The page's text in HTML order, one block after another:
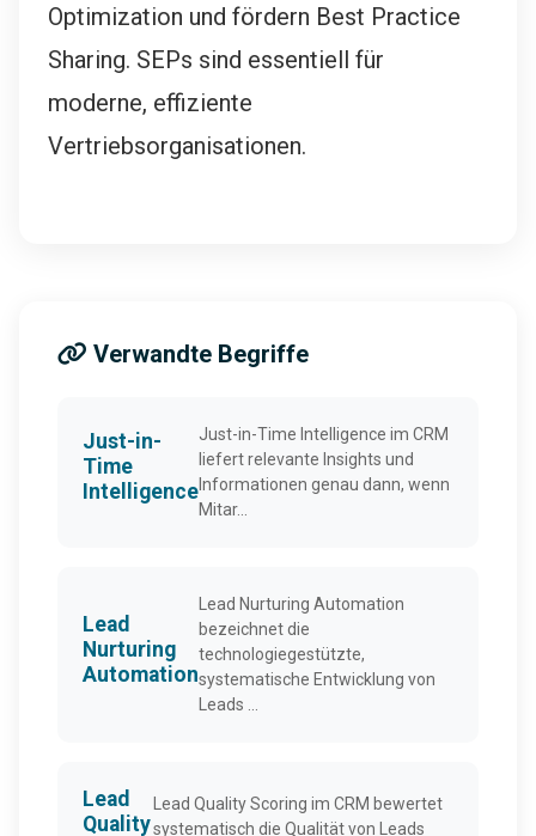
Optimization und fördern Best Practice
Sharing. SEPs sind essentiell für
moderne, effiziente
Vertriebsorganisationen.
Verwandte Begriffe
Just-in-
Time
Intelligence
Just-in-Time Intelligence im CRM
liefert relevante Insights und
Informationen genau dann, wenn
Mitar...
Lead
Nurturing
Automation
Lead Nurturing Automation
bezeichnet die
technologiegestützte,
systematische Entwicklung von
Leads ...
Lead
Quality
Lead Quality Scoring im CRM bewertet
systematisch die Qualität von Leads